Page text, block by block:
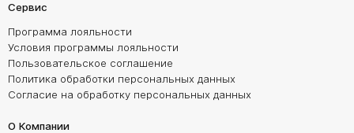
Сервис
Программа лояльности
Условия программы лояльности
Пользовательское соглашение
Политика обработки персональных данных
Согласие на обработку персональных данных
О Компании